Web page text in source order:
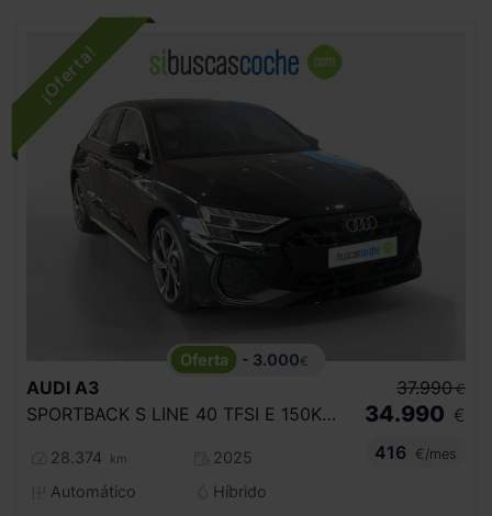
- 3.000€
AUDI A3
SPORTBACK S LINE 40 TFSI E 150KW S TRON
28.374 km
2025
Automático
Híbrido
37.990 €
34.990 €
416
€/mes